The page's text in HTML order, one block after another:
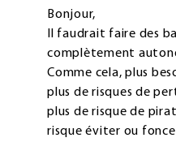
Bonjour,
Il faudrait faire des
complètement
Comme cela, plus
plus de risques de
plus de risque de
risque éviter ou